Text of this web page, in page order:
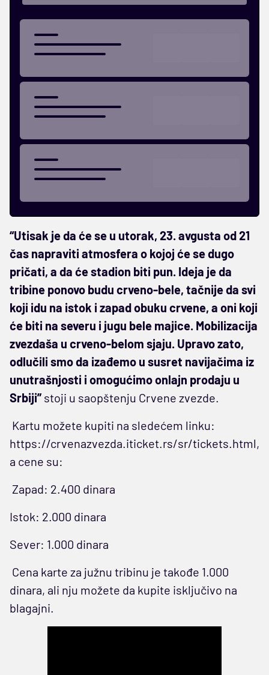
“Utisak je da će se u utorak, 23. avgusta od 21
čas napraviti atmosfera o kojoj će se dugo
pričati, a da će stadion biti pun. Ideja je da
tribine ponovo budu crveno-bele, tačnije da svi
koji idu na istok i zapad obuku crvene, a oni koji
će biti na severu i jugu bele majice. Mobilizacija
zvezdaša u crveno-belom sjaju. Upravo zato,
odlučili smo da izađemo u susret navijačima iz
unutrašnjosti i omogućimo onlajn prodaju u
Srbiji” stoji u saopštenju Crvene zvezde.
Kartu možete kupiti na sledećem linku:
https://crvenazvezda.iticket.rs/sr/tickets.html,
a cene su:
Zapad: 2.400 dinara
Istok: 2.000 dinara
Sever: 1.000 dinara
Cena karte za južnu tribinu je takođe 1.000
dinara, ali nju možete da kupite isključivo na
blagajni.